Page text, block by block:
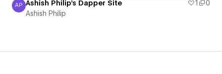
Ashish Philip
AP Ashish Philip's Dapper Site 1
0
Ashish Philip